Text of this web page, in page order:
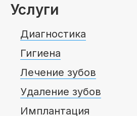
Услуги
Диагностика
Гигиена
Лечение зубов
Удаление зубов
Имплантация